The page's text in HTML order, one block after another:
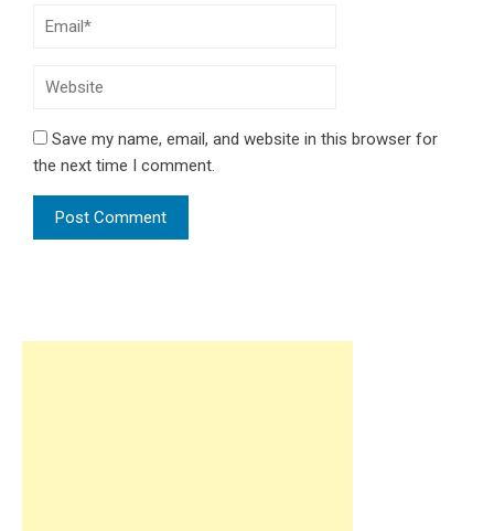
Save my name, email, and website in this browser for
the next time I comment.